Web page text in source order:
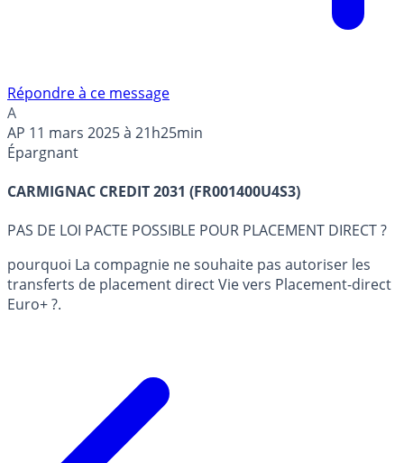
Répondre à ce message
A
AP 11 mars 2025 à 21h25min
Épargnant
CARMIGNAC CREDIT 2031 (FR001400U4S3)
PAS DE LOI PACTE POSSIBLE POUR PLACEMENT DIRECT ?
pourquoi La compagnie ne souhaite pas autoriser les
transferts de placement direct Vie vers Placement-direct
Euro+ ?.